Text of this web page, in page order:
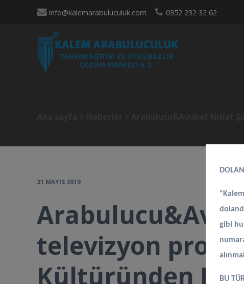
info@kalemarabuluculuk.com 0352 232 32 62
31 MAYIS 2019
televizyon
Kültüründen
gibi
BU